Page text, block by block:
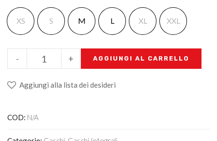
XS S M L XL XXL
+
- AGGIUNGI AL CARRELLO
Aggiungi alla lista dei desideri
COD: N/A